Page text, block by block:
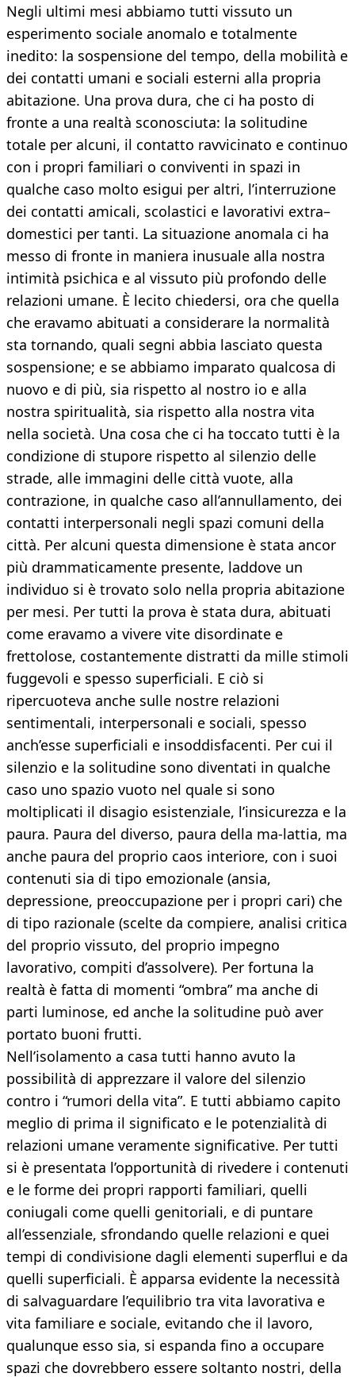
Negli ultimi mesi abbiamo tutti vissuto un
esperimento sociale anomalo e totalmente
inedito: la sospensione del tempo, della mobilità e
dei contatti umani e sociali esterni alla propria
abitazione. Una prova dura, che ci ha posto di
fronte a una realtà sconosciuta: la solitudine
totale per alcuni, il contatto ravvicinato e continuo
con i propri familiari o conviventi in spazi in
qualche caso molto esigui per altri, l’interruzione
dei contatti amicali, scolastici e lavorativi extra–
domestici per tanti. La situazione anomala ci ha
messo di fronte in maniera inusuale alla nostra
intimità psichica e al vissuto più profondo delle
relazioni umane. È lecito chiedersi, ora che quella
che eravamo abituati a considerare la normalità
sta tornando, quali segni abbia lasciato questa
sospensione; e se abbiamo imparato qualcosa di
nuovo e di più, sia rispetto al nostro io e alla
nostra spiritualità, sia rispetto alla nostra vita
nella società. Una cosa che ci ha toccato tutti è la
condizione di stupore rispetto al silenzio delle
strade, alle immagini delle città vuote, alla
contrazione, in qualche caso all’annullamento, dei
contatti interpersonali negli spazi comuni della
città. Per alcuni questa dimensione è stata ancor
più drammaticamente presente, laddove un
individuo si è trovato solo nella propria abitazione
per mesi. Per tutti la prova è stata dura, abituati
come eravamo a vivere vite disordinate e
frettolose, costantemente distratti da mille stimoli
fuggevoli e spesso superficiali. E ciò si
ripercuoteva anche sulle nostre relazioni
sentimentali, interpersonali e sociali, spesso
anch’esse superficiali e insoddisfacenti. Per cui il
silenzio e la solitudine sono diventati in qualche
caso uno spazio vuoto nel quale si sono
moltiplicati il disagio esistenziale, l’insicurezza e la
paura. Paura del diverso, paura della ma-lattia, ma
anche paura del proprio caos interiore, con i suoi
contenuti sia di tipo emozionale (ansia,
depressione, preoccupazione per i propri cari) che
di tipo razionale (scelte da compiere, analisi critica
del proprio vissuto, del proprio impegno
lavorativo, compiti d’assolvere). Per fortuna la
realtà è fatta di momenti “ombra” ma anche di
parti luminose, ed anche la solitudine può aver
portato buoni frutti.
Nell’isolamento a casa tutti hanno avuto la
possibilità di apprezzare il valore del silenzio
contro i “rumori della vita”. E tutti abbiamo capito
meglio di prima il significato e le potenzialità di
relazioni umane veramente significative. Per tutti
si è presentata l’opportunità di rivedere i contenuti
e le forme dei propri rapporti familiari, quelli
coniugali come quelli genitoriali, e di puntare
all’essenziale, sfrondando quelle relazioni e quei
tempi di condivisione dagli elementi superflui e da
quelli superficiali. È apparsa evidente la necessità
di salvaguardare l’equilibrio tra vita lavorativa e
vita familiare e sociale, evitando che il lavoro,
qualunque esso sia, si espanda fino a occupare
spazi che dovrebbero essere soltanto nostri, della